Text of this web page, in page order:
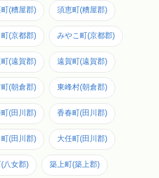
(糟屋郡) 須恵町(糟屋郡)
(京都郡) みやこ町(京都郡)
町(遠賀郡) 遠賀町(遠賀郡)
(朝倉郡) 東峰村(朝倉郡)
町(田川郡) 香春町(田川郡)
(田川郡) 大任町(田川郡)
八女郡) 築上町(築上郡)